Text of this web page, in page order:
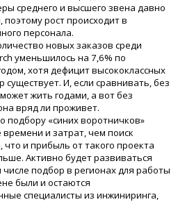
среднего и высшего звена давно
рост происходит в
персонала.
новых заказов среди
уменьшилось на 7,6% по
хотя дефицит высококлассных
существует. И, если сравнивать, без
жить годами, а вот без
вряд ли проживет.
подбору «синих воротничков»
и затрат, чем поиск
и прибыль от такого проекта
Активно будет развиваться
подбор в регионах для работы
были и остаются
специалисты из инжиниринга,